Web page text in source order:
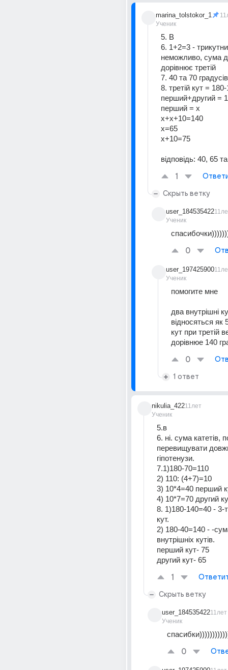
marina_tolstokor_1
Ученик
5. В
6. 1+2=3 -
неможливо, сума
дорівнює третій
7. 40 та 70 градусів
8. третій кут =
перший+другий =
перший = х
х+х+10=140
х=65
х+10=75
відповідь: 40, 65
1
Скрыть ветку
user_184535422
Ученик
0
user_197425900
Ученик
помогите мне
два внутрішні
відносяться як
кут при третій
дорівнюе 140
0
1 ответ
nikulia_422
Ученик
11лет
5.в
6. ні. сума катетів,
перевищувати
гіпотенузи.
7.1)180-70=110
2) 110: (4+7)=10
3) 10*4=40 перший
4) 10*7=70 другий
8. 1)180-140=40 - 3-
кут.
2) 180-40=140 - -
внутрішніх кутів.
перший кут- 75
другий кут- 65
1
Скрыть ветку
user_184535422
Ученик
11лет
0